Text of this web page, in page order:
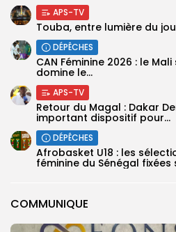
COMMUNIQUE
APS-TV
Touba, entre lumière du
DÉPÊCHES
‎CAN Féminine 2026 : le
domine le...
APS-TV
Retour du Magal : Dakar
important dispositif pour...
DÉPÊCHES
‎Afrobasket U18 : les
féminine du Sénégal fixées